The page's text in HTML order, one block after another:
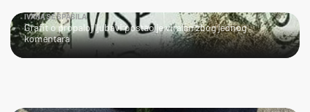
IVANA SE SPASILA
Grafit o propaloj ljubavi postao je viralan zbog jednog
komentara